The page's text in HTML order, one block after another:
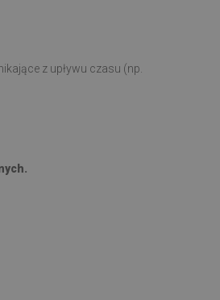
z upływu czasu (np.